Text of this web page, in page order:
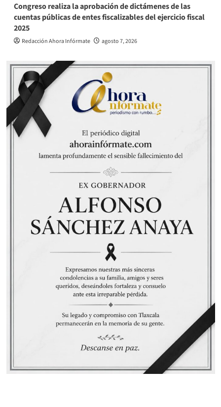
Congreso realiza la aprobación de dictámenes de las
cuentas públicas de entes fiscalizables del ejercicio fiscal
2025
Redacción Ahora Infórmate agosto 7, 2026